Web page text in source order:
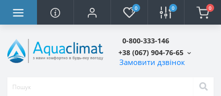
0 0 0
0-800-333-146
+38 (067) 904-76-65
Замовити дзвінок